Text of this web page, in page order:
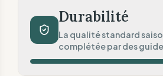
Coton biologique (GOTS)
Sécurité Chimique
Fabriqué en UE & GOTS
Engagement Environnemental
Durabilité
La qualité standard
complétée par des